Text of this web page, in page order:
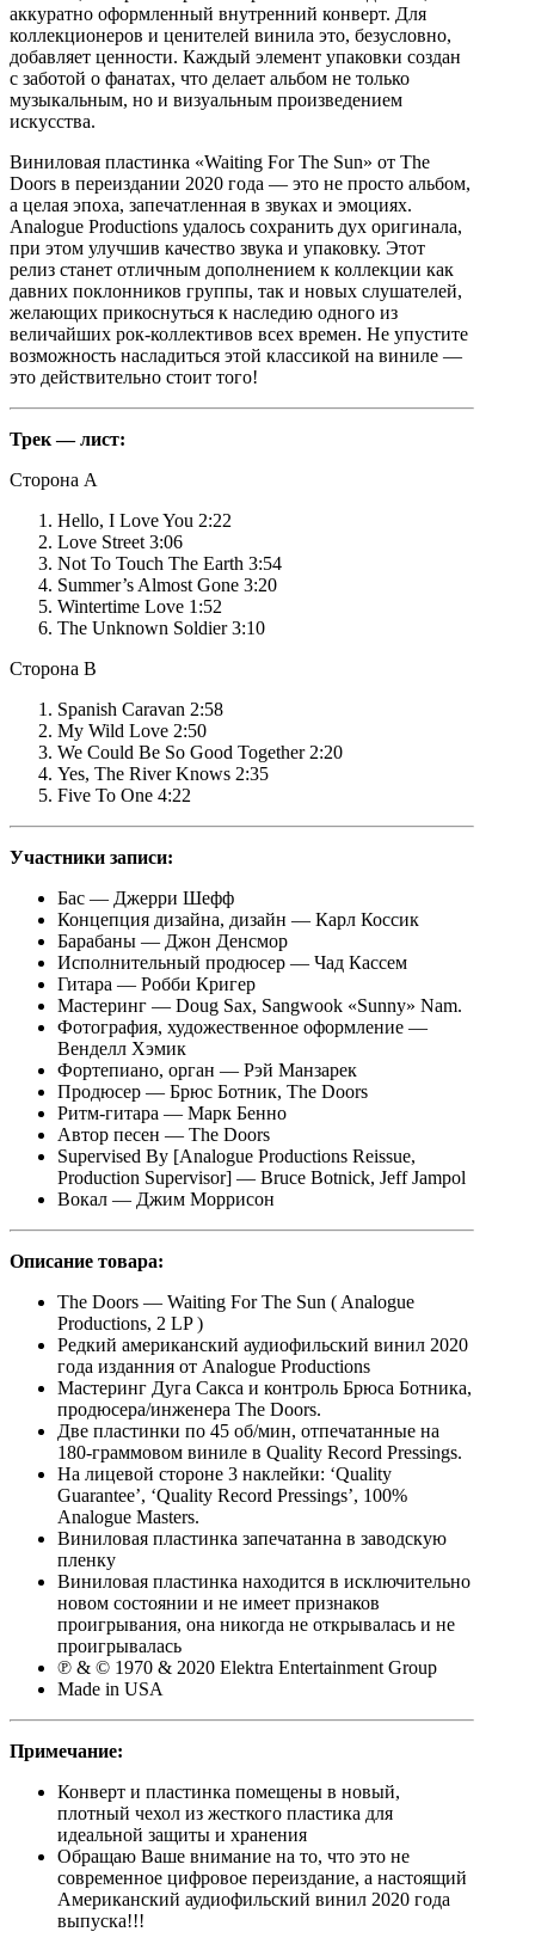
аккуратно оформленный внутренний конверт. Для
коллекционеров и ценителей винила это, безусловно,
добавляет ценности. Каждый элемент упаковки создан
с заботой о фанатах, что делает альбом не только
музыкальным, но и визуальным произведением
искусства.
Виниловая пластинка «Waiting For The Sun» от The
Doors в переиздании 2020 года — это не просто альбом,
а целая эпоха, запечатленная в звуках и эмоциях.
Analogue Productions удалось сохранить дух оригинала,
при этом улучшив качество звука и упаковку. Этот
релиз станет отличным дополнением к коллекции как
давних поклонников группы, так и новых слушателей,
желающих прикоснуться к наследию одного из
величайших рок-коллективов всех времен. Не упустите
возможность насладиться этой классикой на виниле —
это действительно стоит того!
Трек — лист:
Сторона A
Hello, I Love You 2:22
Love Street 3:06
Not To Touch The Earth 3:54
Summer’s Almost Gone 3:20
Wintertime Love 1:52
The Unknown Soldier 3:10
Сторона B
Spanish Caravan 2:58
My Wild Love 2:50
We Could Be So Good Together 2:20
Yes, The River Knows 2:35
Five To One 4:22
Участники записи:
Бас — Джерри Шефф
Концепция дизайна, дизайн — Карл Коссик
Барабаны — Джон Денсмор
Исполнительный продюсер — Чад Кассем
Гитара — Робби Кригер
Мастеринг — Doug Sax, Sangwook «Sunny» Nam.
Фотография, художественное оформление —
Венделл Хэмик
Фортепиано, орган — Рэй Манзарек
Продюсер — Брюс Ботник, The Doors
Ритм-гитара — Марк Бенно
Автор песен — The Doors
Supervised By [Analogue Productions Reissue,
Production Supervisor] — Bruce Botnick, Jeff Jampol
Вокал — Джим Моррисон
Описание товара:
The Doors — Waiting For The Sun ( Analogue
Productions, 2 LP )
Редкий американский аудиофильский винил 2020
года изданния от Analogue Productions
Мастеринг Дуга Сакса и контроль Брюса Ботника,
продюсера/инженера The Doors.
Две пластинки по 45 об/мин, отпечатанные на
180-граммовом виниле в Quality Record Pressings.
На лицевой стороне 3 наклейки: ‘Quality
Guarantee’, ‘Quality Record Pressings’, 100%
Analogue Masters.
Виниловая пластинка запечатанна в заводскую
пленку
Виниловая пластинка находится в исключительно
новом состоянии и не имеет признаков
проигрывания, она никогда не открывалась и не
проигрывалась
℗ & © 1970 & 2020 Elektra Entertainment Group
Made in USA
Примечание:
Конверт и пластинка помещены в новый,
плотный чехол из жесткого пластика для
идеальной защиты и хранения
Обращаю Ваше внимание на то, что это не
современное цифровое переиздание, а настоящий
Американский аудиофильский винил 2020 года
выпуска!!!